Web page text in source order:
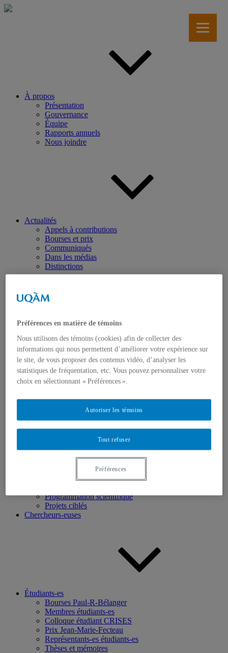
Aller
À propos
Présentation
Gouvernance
Équipe
Rapports annuels
Nous joindre
Actualités
Appels à contributions
Bourses et prix
Communiqués
Dans les médias
Distinctions
Activités
Événements à venir
Archives et bilans
Colloque international CRISES
Perspectives et dialogue
Axes de recherche
Programmation scientifique
Projets ciblés
Chercheurs-euses
Étudiants-es
Bourses Paul-R-Bélanger
Membres étudiants-es
Colloque étudiant CRISES
Prix Jean-Marie-Fecteau
Représentants-es étudiants-es
Thèses et mémoires
Préférences en matière de témoins
Nous utilisons des témoins (cookies) afin de collecter des
informations qui nous permettent d’améliorer votre expérience sur
le site, de vous proposer des contenus vidéo, d’analyser les
statistiques de fréquentation, etc. Vous pouvez personnaliser votre
choix en sélectionnant « Préférences ».
Tout refuser
Autoriser les témoins
Préférences